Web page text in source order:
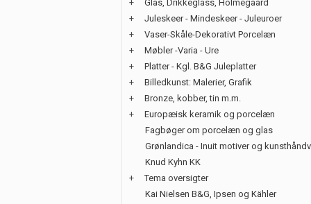
+
Glas, Drikkeglass, Holmegaard
+
Juleskeer - Mindeskeer - Juleuroer
+
Vaser-Skåle-Dekorativt Porcelæn
+
Møbler -Varia - Ure
+
Platter - Kgl. B&G Juleplatter
+
Billedkunst: Malerier, Grafik
+
Bronze, kobber, tin m.m.
+
Europæisk keramik og porcelæn
Fagbøger om porcelæn og glas
Grønlandica - Inuit motiver og
Knud Kyhn KK
+
Tema oversigter
Kai Nielsen B&G, Ipsen og Kähler